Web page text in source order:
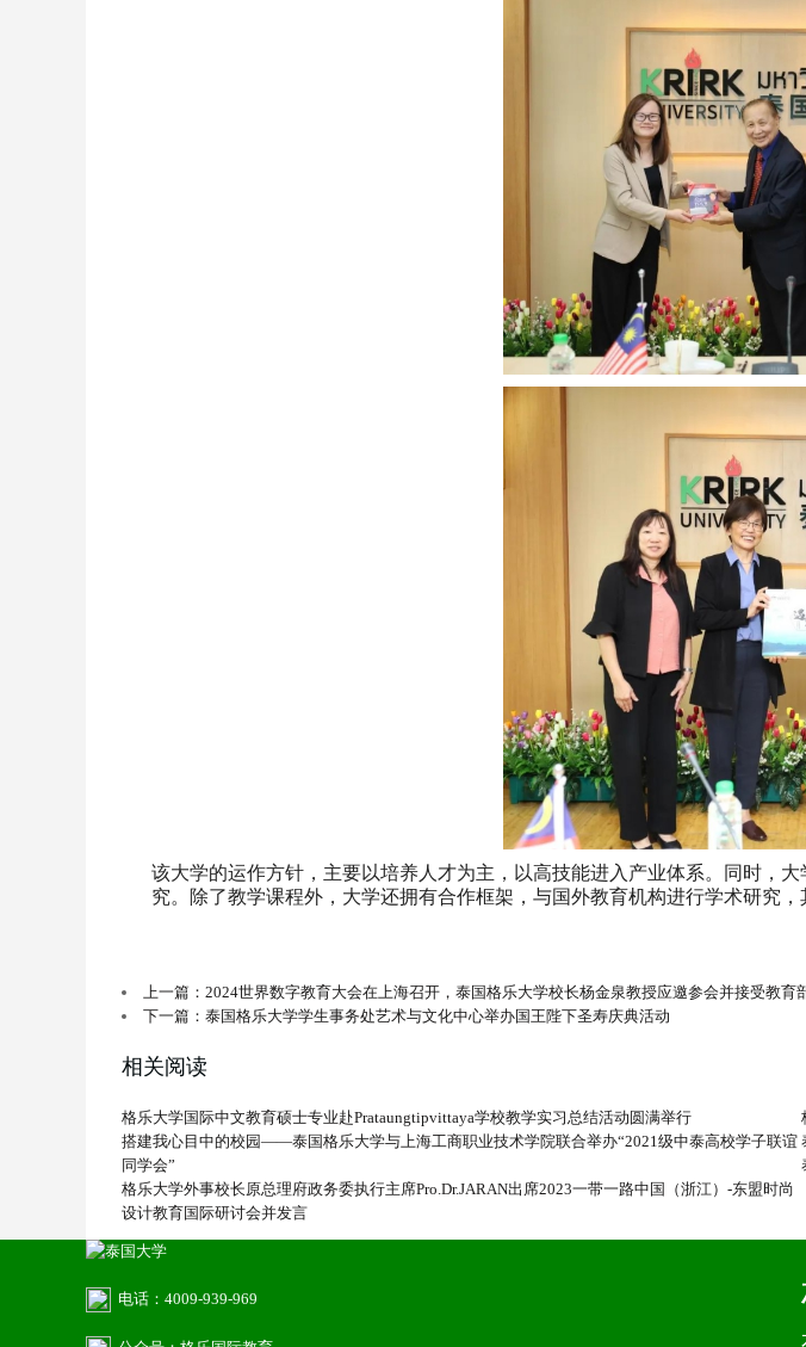
该大学的运作方针，主要以培养人才为主，以高技能进入产业体系。同时，
究。除了教学课程外，大学还拥有合作框架，与国外教育机构进行学术研究，
上一篇：2024世界数字教育大会在上海召开，泰国格乐大学校长杨金泉教授应邀参会并接受教育
下一篇：泰国格乐大学学生事务处艺术与文化中心举办国王陛下圣寿庆典活动
相关阅读
格乐大学国际中文教育硕士专业赴Prataungtipvittaya学校教学实习总结活动圆满举行
搭建我心目中的校园——泰国格乐大学与上海工商职业技术学院联合举办“2021级中泰高校学子联谊
同学会”
格乐大学外事校长原总理府政务委执行主席Pro.Dr.JARAN出席2023一带一路中国（浙江）-东盟时尚
设计教育国际研讨会并发言
电话：4009-939-969